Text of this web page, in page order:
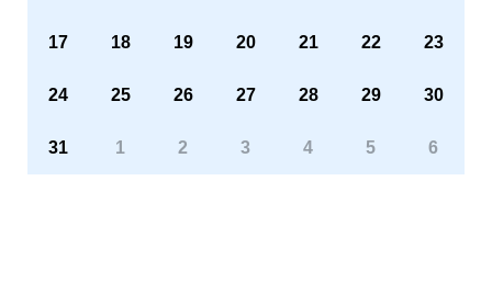
17 18 19 20 21 22 23
24 25 26 27 28 29 30
31 1 2 3 4 5 6